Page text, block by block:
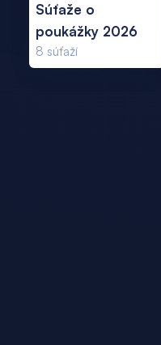
Súťaže o
poukážky 2026
8 súťaží